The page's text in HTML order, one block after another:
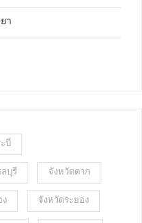
า
บี่
บุรี จังหวัดตาก
ง จังหวัดระยอง